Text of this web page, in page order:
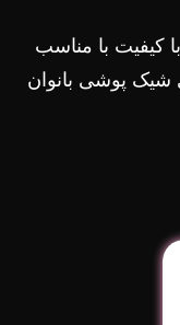
کیفیت با مناسب
پوشی بانوان